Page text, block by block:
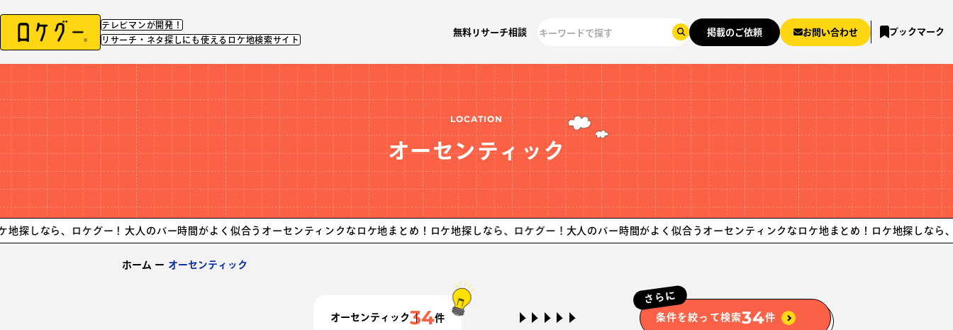
テレビマンが開発！
リサーチ・ネタ探しにも使えるロケ地検索サイト
無料リサーチ相談 掲載のご依頼 お問い合わせ ブックマーク
LOCATION
オーセンティック
、ロケグー！ 大人のバー時間がよく似合うオーセンティンクなロケ地まとめ！ロケ地探しなら、ロケグー！ 大人のバー時間がよく似合うオーセンティンクなロケ地まとめ！ロケ地探しなら、ロケグー
ホーム ー オーセンティック
オーセンティック34件
さらに
条件を絞って検索34件